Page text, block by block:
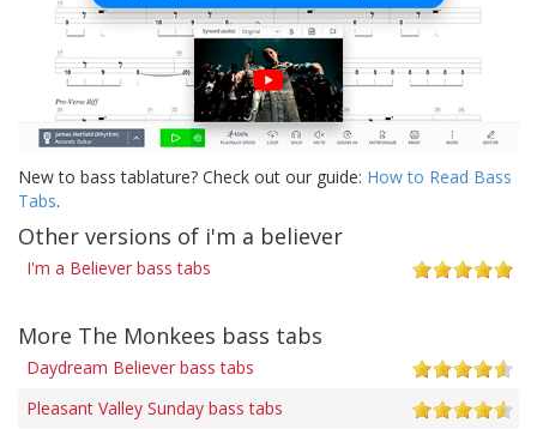
New to bass tablature? Check out our guide: How to Read Bass
Tabs.
Other versions of i'm a believer
I'm a Believer bass tabs
More The Monkees bass tabs
Daydream Believer bass tabs
Pleasant Valley Sunday bass tabs